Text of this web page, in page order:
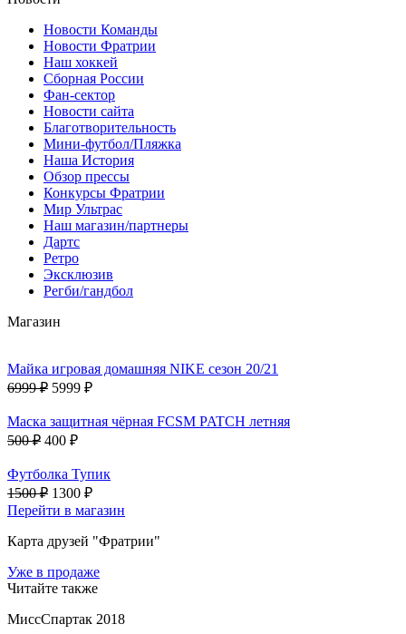
Новости Команды
Новости Фратрии
Наш хоккей
Сборная России
Фан-cектор
Новости сайта
Благотворительность
Мини-футбол/Пляжка
Наша История
Обзор прессы
Конкурсы Фратрии
Мир Ультрас
Наш магазин/партнеры
Дартс
Ретро
Эксклюзив
Регби/гандбол
Магазин
Майка игровая домашняя NIKE сезон 20/21
6999 ₽ 5999 ₽
Маска защитная чёрная FCSM PATCH летняя
500 ₽ 400 ₽
Футболка Тупик
1500 ₽ 1300 ₽
Перейти в магазин
Карта друзей "Фратрии"
Уже в продаже
Читайте также
МиссСпартак 2018